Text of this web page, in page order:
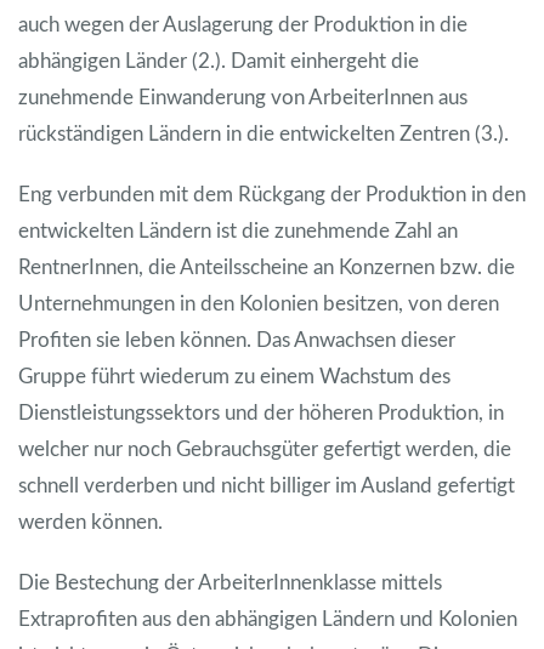
auch wegen der Auslagerung der Produktion in die
abhängigen Länder (2.). Damit einhergeht die
zunehmende Einwanderung von ArbeiterInnen aus
rückständigen Ländern in die entwickelten Zentren (3.).
Eng verbunden mit dem Rückgang der Produktion in den
entwickelten Ländern ist die zunehmende Zahl an
RentnerInnen, die Anteilsscheine an Konzernen bzw. die
Unternehmungen in den Kolonien besitzen, von deren
Profiten sie leben können. Das Anwachsen dieser
Gruppe führt wiederum zu einem Wachstum des
Dienstleistungssektors und der höheren Produktion, in
welcher nur noch Gebrauchsgüter gefertigt werden, die
schnell verderben und nicht billiger im Ausland gefertigt
werden können.
Die Bestechung der ArbeiterInnenklasse mittels
Extraprofiten aus den abhängigen Ländern und Kolonien